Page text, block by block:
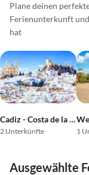
Plane deinen
Ferienunterkunft
hat
Cadiz - Costa de la Luz
2 Unterkünfte 1
Ausgewählte